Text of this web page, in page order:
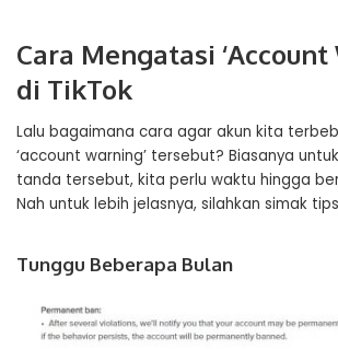
Cara Mengatasi ‘Account
di TikTok
Lalu bagaimana cara agar akun kita
‘account warning’ tersebut? Biasanya
tanda tersebut, kita perlu waktu hingga
Nah untuk lebih jelasnya, silahkan simak
Tunggu Beberapa Bulan